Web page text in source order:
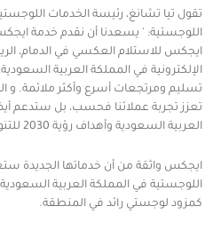
تقول تيا تشانغ، رئيسة الخدمات
اللوجستية: ' يسعدنا أن نقدم خدمة
ايجكس للاستلام العكسي في الدمام،
الإلكترونية في المملكة العربية
تسليم ومرتجعات أسرع وأكثر ملائمة. و
تعزز تجربة عملائنا فحسب، بل ستدعم
العربية السعودية وأهداف رؤية 2030 للتنوع الاقتصادي'.
ايجكس واثقة من أن خدماتها الجديدة
اللوجستية في المملكة العربية
كمزود لوجستي رائد في المنطقة.